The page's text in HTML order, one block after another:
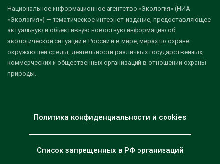
Национальное информационное агентство «Экология» (НИА
«Экология») — тематическое интернет-издание, предоставляющее
актуальную и объективную новостную информацию об
экологической ситуации в России и в мире, мерах по охране
окружающей среды, деятельности различных государственных,
коммерческих и общественных организаций в отношении охраны
природы.
Политика конфиденциальности и cookies
Список запрещенных в РФ организаций